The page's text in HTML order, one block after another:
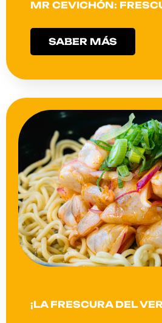
MR CEVICHÓN:
SABER MÁS
¡LA FRESCURA DEL